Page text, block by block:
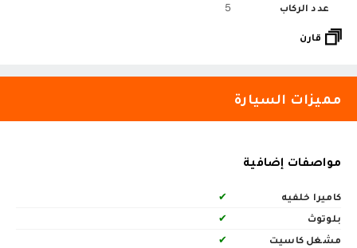
عدد الركاب
5
قارن
مميزات السيارة
مواصفات إضافية
كاميرا خلفيه
✔
بلوتوث
✔
مشغل كاسيت
✔